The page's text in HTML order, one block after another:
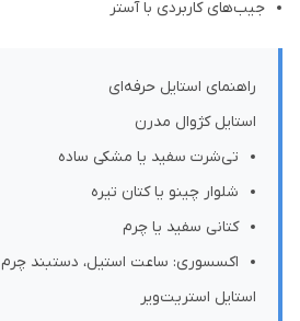
جیب‌های کاربردی با آستر
راهنمای استایل حرفه‌ای
استایل کژوال مدرن
تی‌شرت سفید یا مشکی ساده
شلوار چینو یا کتان تیره
کتانی سفید یا چرم
اکسسوری: ساعت استیل، دستبند چرم
استایل استریت‌ویر